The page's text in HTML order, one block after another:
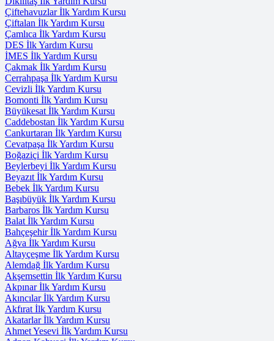
Çiftehavuzlar İlk Yardım Kursu
Çiftalan İlk Yardım Kursu
Çamlıca İlk Yardım Kursu
DES İlk Yardım Kursu
İMES İlk Yardım Kursu
Çakmak İlk Yardım Kursu
Cerrahpaşa İlk Yardım Kursu
Cevizli İlk Yardım Kursu
Bomonti İlk Yardım Kursu
Büyükesat İlk Yardım Kursu
Caddebostan İlk Yardım Kursu
Cankurtaran İlk Yardım Kursu
Cevatpaşa İlk Yardım Kursu
Boğaziçi İlk Yardım Kursu
Beylerbeyi İlk Yardım Kursu
Beyazıt İlk Yardım Kursu
Bebek İlk Yardım Kursu
Başıbüyük İlk Yardım Kursu
Barbaros İlk Yardım Kursu
Balat İlk Yardım Kursu
Bahçeşehir İlk Yardım Kursu
Ağva İlk Yardım Kursu
Altayçeşme İlk Yardım Kursu
Alemdağ İlk Yardım Kursu
Akşemsettin İlk Yardım Kursu
Akpınar İlk Yardım Kursu
Akıncılar İlk Yardım Kursu
Akfırat İlk Yardım Kursu
Akatarlar İlk Yardım Kursu
Ahmet Yesevi İlk Yardım Kursu